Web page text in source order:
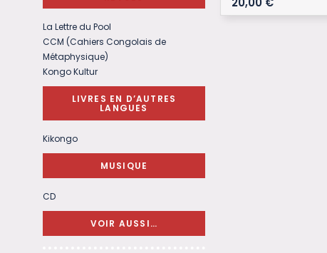
La Lettre du Pool
CCM (Cahiers Congolais de
Métaphysique)
Kongo Kultur
LIVRES EN D’AUTRES
LANGUES
Kikongo
MUSIQUE
CD
VOIR AUSSI…